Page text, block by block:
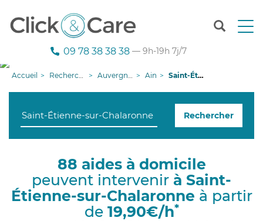
T
n
g
o
n
09 78 38 38 38 — 9h-19h 7j/7
Accueil Recherche aide à domicile Auvergne-Rhône-Alpes Ain Saint-Étienne-sur-Chalaronne
Rechercher
88 aides à domicile
peuvent intervenir à Saint-
Étienne-sur-Chalaronne à partir
de 19,90€/h*